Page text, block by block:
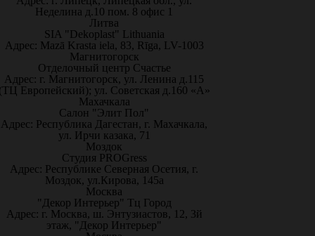
Неделина д.10 пом. 8 офис 1
Литва
SIA "Dekoplast" Lithuania
Адрес: Mazā Krasta iela, 83, Rīga, LV-1003
Магнитогорск
Отделочный центр Счастье
Адрес: г. Магнитогорск, ул. Ленина д.115
Европейский); ул. Советская д.160 «А»
Махачкала
Салон "Элит Пол"
Адрес: Республика Дагестан, г. Махачкала,
ул. Ирчи казака, 71
Моздок
Студия PROGress
Адрес: Республике Северная Осетия, г.
Моздок, ул.Кирова, 145а
Москва
"Декор Интерьер" Тц Город
Адрес: г. Москва, ш. Энтузиастов, 12, 3й
этаж, "Декор Интерьер"